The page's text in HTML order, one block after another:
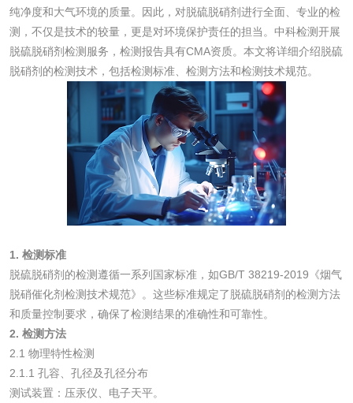
纯净度和大气环境的质量。因此，对脱硫脱硝剂进行全面、专业的检
测，不仅是技术的较量，更是对环境保护责任的担当。中科检测开展
脱硫脱硝剂检测服务，检测报告具有CMA资质。本文将详细介绍脱硫
脱硝剂的检测技术，包括检测标准、检测方法和检测技术规范。
1. 检测标准
脱硫脱硝剂的检测遵循一系列国家标准，如GB/T 38219-2019《烟气
脱硝催化剂检测技术规范》。这些标准规定了脱硫脱硝剂的检测方法
和质量控制要求，确保了检测结果的准确性和可靠性。
2. 检测方法
2.1 物理特性检测
2.1.1 孔容、孔径及孔径分布
测试装置：压汞仪、电子天平。
化妆品
化妆品毒理试验 化妆品毒理测试
化妆品眼刺激试验 化妆品皮肤刺激试
验
化妆品急性经口毒
性试验
化妆品皮肤变态反
应试验
皮肤光变态反应试
洗衣液检测 洗涤剂检测
清洗剂检测